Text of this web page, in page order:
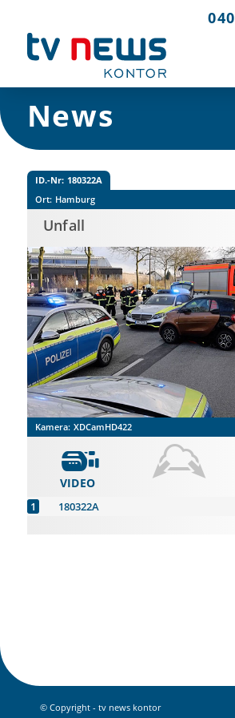
040
News
ID.-Nr: 180322A
Ort: Hamburg
Unfall
Kamera: XDCamHD422
VIDEO
180322A
© Copyright - tv news kontor